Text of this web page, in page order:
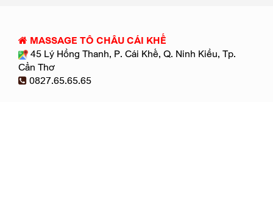
MASSAGE TÔ CHÂU CÁI KHẾ
45 Lý Hồng Thanh, P. Cái Khế, Q. Ninh Kiều, Tp.
Cần Thơ
0827.65.65.65